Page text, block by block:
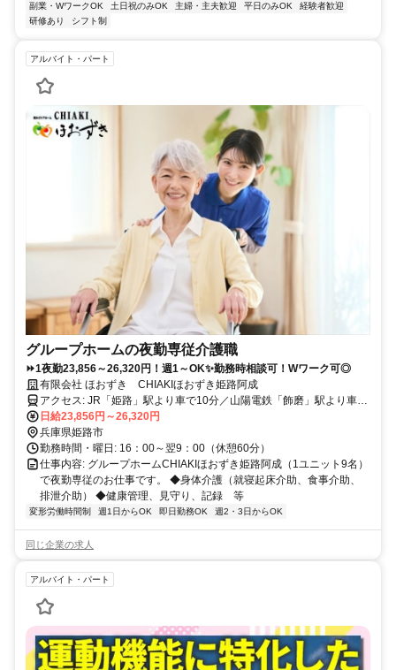
副業・WワークOK 土日祝のみOK 主婦・主夫歓迎 平日のみOK
経験者歓迎
研修あり
シフト制
アルバイト・パート
グループホームの夜勤専従介護職
⏩1夜勤23,856～26,320円！週1～OK✨勤務時相談可！Wワーク可◎
有限会社 ほおずき CHIAKIほおずき姫路阿成
アクセス: JR「姫路」駅より車で10分／山陽電鉄「飾磨」駅より車で
6分
日給23,856円～26,320円
兵庫県姫路市
勤務時間・曜日: 16：00～翌9：00（休憩60分）
仕事内容: グループホームCHIAKIほおずき姫路阿成（1ユニット9名）
で夜勤専従のお仕事です。 ◆身体介護（就寝起床介助、食事介助、
排泄介助） ◆健康管理、見守り、記録 等
変形労働時間制 週1日からOK 即日勤務OK 週2・3日からOK
同じ企業の求人
アルバイト・パート